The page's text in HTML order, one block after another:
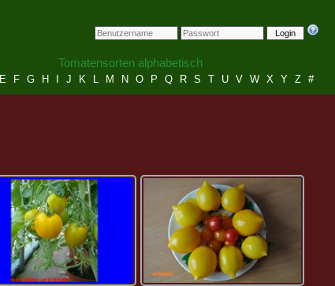
Login
Tomatensorten alphabetisch
E F G H J K L M N O P Q R S T U V W X Y Z #